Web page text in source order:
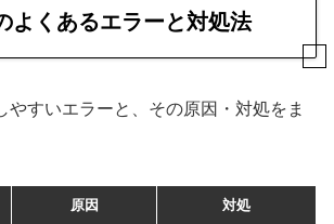
よくあるエラーと対処法
やすいエラーと、その原因・対処をま
原因 対処